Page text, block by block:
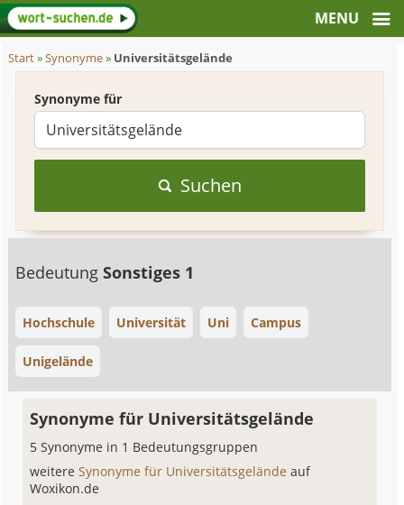
Start»Synonyme» Universitätsgelände
Synonyme für
Suchen
BedeutungSonstiges 1
Hochschule Universität Uni Campus
Unigelände
Synonyme für Universitätsgelände
5 Synonyme in 1 Bedeutungsgruppen
weitereSynonyme für Universitätsgeländeauf
Woxikon.de